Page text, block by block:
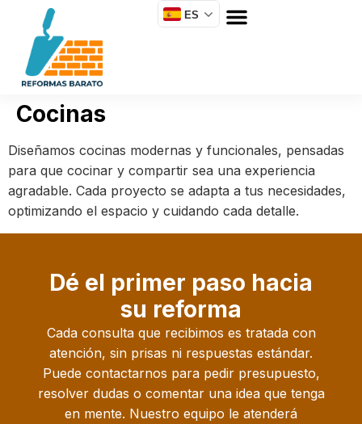
ES
Cocinas
Diseñamos cocinas modernas y funcionales, pensadas
para que cocinar y compartir sea una experiencia
agradable. Cada proyecto se adapta a tus necesidades,
optimizando el espacio y cuidando cada detalle.
Dé el primer paso hacia
su reforma
Cada consulta que recibimos es tratada con
atención, sin prisas ni respuestas estándar.
Puede contactarnos para pedir presupuesto,
resolver dudas o comentar una idea que tenga
en mente. Nuestro equipo le atenderá